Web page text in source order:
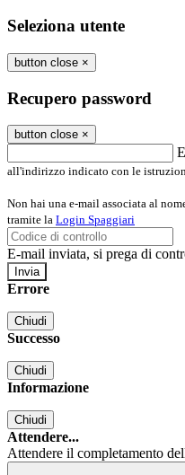
Seleziona utente
button close ×
Recupero password
button close ×
all'indirizzo indicato con le
Non hai una e-mail associata al
tramite la Login Spaggiari
E-mail inviata, si prega di
Errore
Chiudi
Successo
Chiudi
Informazione
Chiudi
Attendere...
Attendere il completamento